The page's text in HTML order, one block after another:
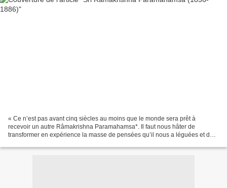
« Ce n’est pas avant cinq siècles au moins que le monde sera prêt à
recevoir un autre Râmakrishna Paramahamsa*. Il faut nous hâter de
transformer en expérience la masse de pensées qu’il nous a léguées et de